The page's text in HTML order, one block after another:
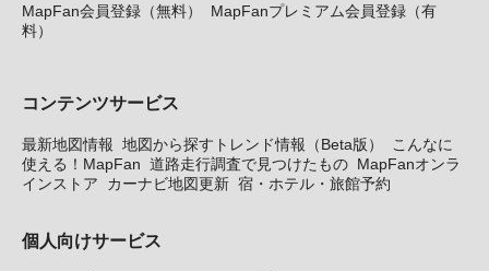
MapFan会員登録（無料）
MapFanプレミアム会員登録（有
料）
コンテンツサービス
最新地図情報 地図から探すトレンド情報（Beta版）
こんなに
使える！MapFan 道路走行調査で見つけたもの MapFanオンラ
インストア
カーナビ地図更新 宿・ホテル・旅館予約
個人向けサービス